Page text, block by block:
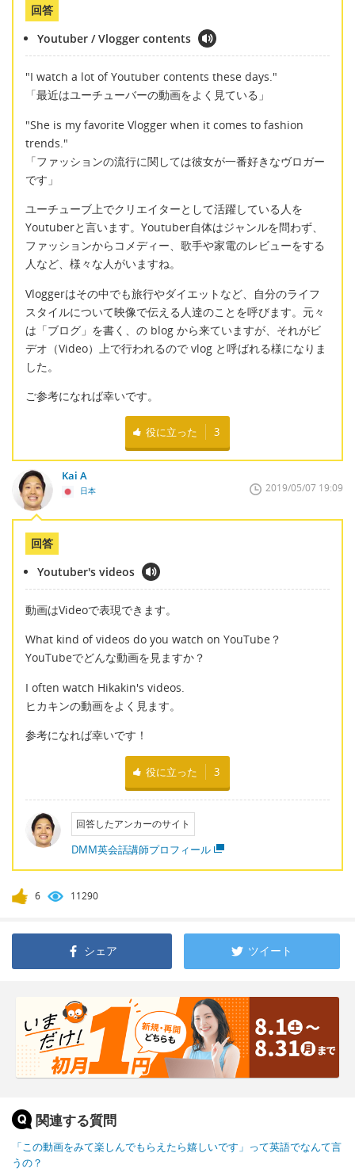
回答
Youtuber / Vlogger contents
"I watch a lot of Youtuber contents these days."
「最近はユーチューバーの動画をよく見ている」
"She is my favorite Vlogger when it comes to fashion
trends."
「ファッションの流行に関しては彼女が一番好きなヴロガー
です」
ユーチューブ上でクリエイターとして活躍している人を
Youtuberと言います。Youtuber自体はジャンルを問わず、
ファッションからコメディー、歌手や家電のレビューをする
人など、様々な人がいますね。
Vloggerはその中でも旅行やダイエットなど、自分のライフ
スタイルについて映像で伝える人達のことを呼びます。元々
は「ブログ」を書く、の blog から来ていますが、それがビ
デオ（Video）上で行われるので vlog と呼ばれる様になりま
した。
ご参考になれば幸いです。
役に立った 3
Kai A
日本 2019/05/07 19:09
回答
Youtuber's videos
動画はVideoで表現できます。
What kind of videos do you watch on YouTube？
YouTubeでどんな動画を見ますか？
I often watch Hikakin's videos.
ヒカキンの動画をよく見ます。
参考になれば幸いです！
役に立った 3
回答したアンカーのサイト
DMM英会話講師プロフィール
6 11290
シェア ツイート
関連する質問
「この動画をみて楽しんでもらえたら嬉しいです」って英語でなんて言
うの？